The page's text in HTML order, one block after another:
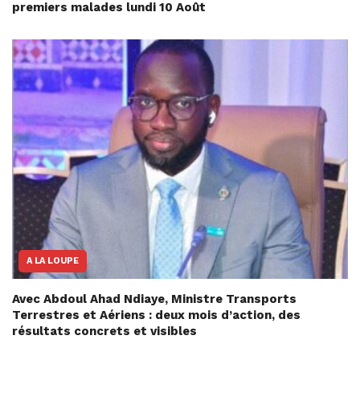
premiers malades lundi 10 Août
A LA LOUPE
Avec Abdoul Ahad Ndiaye, Ministre Transports
Terrestres et Aériens : deux mois d’action, des
résultats concrets et visibles